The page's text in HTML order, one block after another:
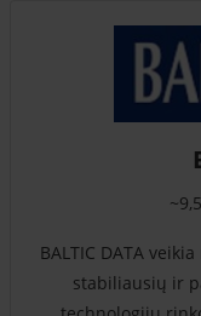
BALTIC DATA
stabiliausių ir